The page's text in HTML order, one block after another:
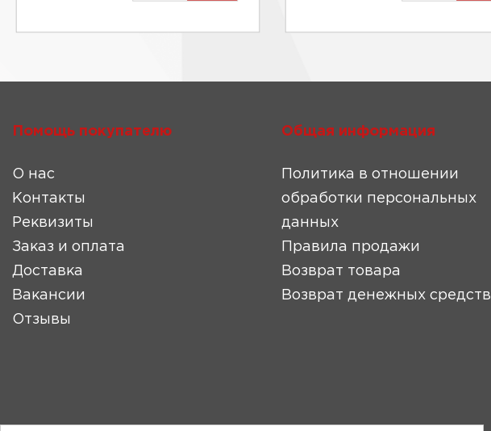
Помощь покупателю
О нас
Контакты
Реквизиты
Заказ и оплата
Доставка
Вакансии
Отзывы
Общая информация
Политика в отношении
обработки персональных
данных
Правила продажи
Возврат товара
Возврат денежных средств